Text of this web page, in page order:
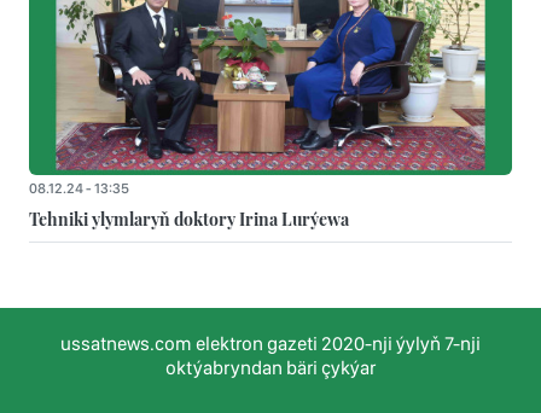
08.12.24 - 13:35
Tehniki ylymlaryň doktory Irina Lurýewa
ussatnews.com elektron gazeti 2020-nji ýylyň 7-nji
oktýabryndan bäri çykýar